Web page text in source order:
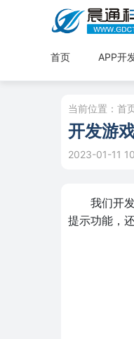
首页 APP开
当前位置： 首
开发游
2023-01-11
我们开
提示功能，